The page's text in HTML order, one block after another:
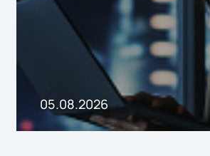
Storage 2.x для
хранения данных
05.08.2026